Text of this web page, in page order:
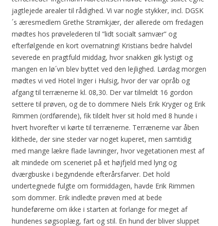
jagtlejede arealer til rådighed. Vi var nogle stykker, incl. DGSK
´s æresmedlem Grethe Strømkjær, der allerede om fredagen
mødtes hos prøvelederen til ”lidt socialt samvær” og
efterfølgende en kort overnatning! Kristians bedre halvdel
severede en pragtfuld middag, hvor snakken gik lystigt og
mangen en lø´vn blev byttet ved den lejlighed. Lørdag morgen
mødtes vi ved Hotel Inger i Hulsig, hvor der var opråb og
afgang til terrænerne kl. 08,30. Der var tilmeldt 16 gordon
settere til prøven, og de to dommere Niels Erik Kryger og Erik
Rimmen (ordførende), fik tildelt hver sit hold med 8 hunde i
hvert hvorefter vi kørte til terrænerne. Terrænerne var åben
klithede, der sine steder var noget kuperet, men samtidig
med mange lækre flade lavninger, hvor vegetationen mest af
alt mindede om sceneriet på et højfjeld med lyng og
dværgbuske i begyndende efterårsfarver. Det hold
undertegnede fulgte om formiddagen, havde Erik Rimmen
som dommer. Erik indledte prøven med at bede
hundeførerne om ikke i starten at forlange for meget af
hundenes søgsoplæg, fart og stil. En hund der bliver sluppet